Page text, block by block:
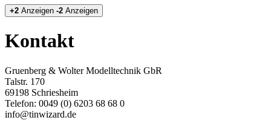
+2 Anzeigen -2 Anzeigen
Kontakt
Gruenberg & Wolter Modelltechnik GbR
Talstr. 170
69198 Schriesheim
Telefon: 0049 (0) 6203 68 68 0
info@tinwizard.de